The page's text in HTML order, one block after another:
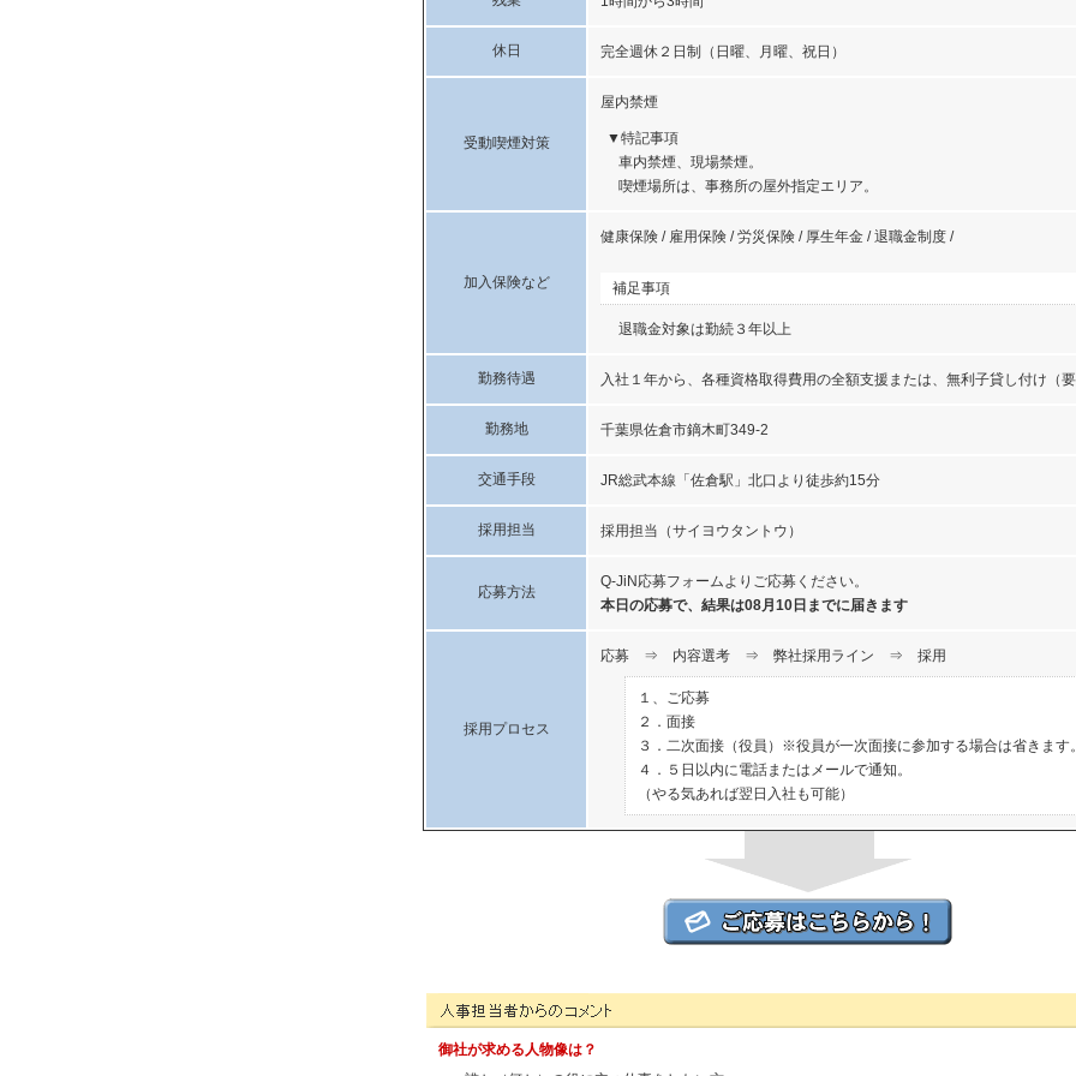
休日 完全週休２日制（日曜、月曜、祝日）
受動喫煙対策
屋内禁煙
特記事項
車内禁煙、現場禁煙。
喫煙場所は、事務所の屋外指定エリア。
加入保険など
健康保険 / 雇用保険 / 労災保険 / 厚生年金 / 退職金制度 /
補足事項
退職金対象は勤続３年以上
勤務待遇 入社１年から、各種資格取得費用の全額支援または、無利子貸し付け（
勤務地 千葉県佐倉市鏑木町349-2
交通手段 JR総武本線「佐倉駅」北口より徒歩約15分
採用担当 採用担当（サイヨウタントウ）
応募方法
Q-JiN応募フォームよりご応募ください。
本日の応募で、結果は08月10日までに届きます
採用プロセス
応募 ⇒ 内容選考 ⇒ 弊社採用ライン ⇒ 採用
１、ご応募
２．面接
３．二次面接（役員）※役員が一次面接に参加する場合は省きます
４．５日以内に電話またはメールで通知。
（やる気あれば翌日入社も可能）
御社が求める人物像は？